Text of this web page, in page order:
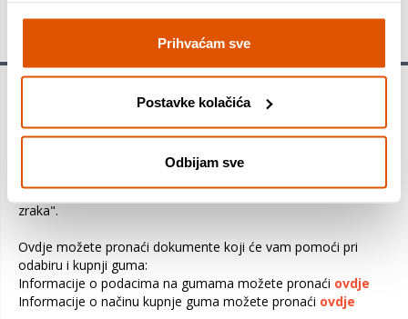
Prihvaćam sve
Postavke kolačića
Odbijam sve
vozila. Preopterećivanjem vozila opterećuju se gume i ostali
važni dijelovi vozila. To može biti uzrok slabe upravljivosti,
povećane potrošnje goriva i kvara gume. Također može
prouzročiti ozbiljno pucanje, odvajanje dijelova ili "ispuštanje
zraka".
Ovdje možete pronaći dokumente koji će vam pomoći pri
odabiru i kupnji guma:
Informacije o podacima na gumama možete pronaći ovdje
Informacije o načinu kupnje guma možete pronaći ovdje